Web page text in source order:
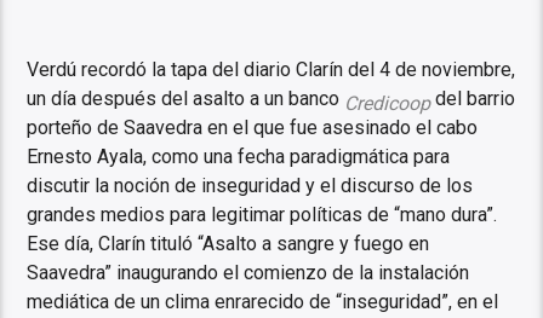
Verdú recordó la tapa del diario Clarín del 4 de noviembre,
un día después del asalto a un banco Credicoopdel barrio
porteño de Saavedra en el que fue asesinado el cabo
Ernesto Ayala, como una fecha paradigmática para
discutir la noción de inseguridad y el discurso de los
grandes medios para legitimar políticas de “mano dura”.
Ese día, Clarín tituló “Asalto a sangre y fuego en
Saavedra” inaugurando el comienzo de la instalación
mediática de un clima enrarecido de “inseguridad”, en el